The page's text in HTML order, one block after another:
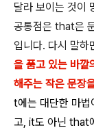
달라 보이는 것이
공통점은 that은
입니다. 다시 말하
을 품고 있는 바깥
해주는 작은 문장
t에는 대단한 마법
고, it도 아닌 that